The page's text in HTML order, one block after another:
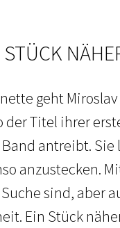
STÜCK
geht
der Titel ihrer
antreibt.
anzustecken.
sind, aber
Ein Stück